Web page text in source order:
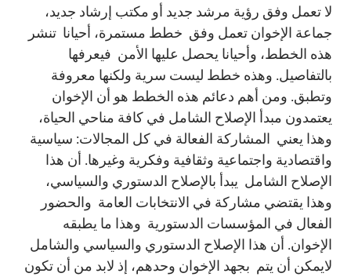
لا تعمل وفق رؤية مرشد جديد أو مكتب إرشاد جديد،
جماعة الإخوان تعمل وفق خطط مستمرة، أحيانا تنشر
هذه الخطط، وأحيانا يحصل عليها الأمن فيعرفها
بالتفاصيل. وهذه خطط ليست سرية ولكنها معروفة
وتطبق. ومن أهم دعائم هذه الخطط هو أن الإخوان
يعتمدون مبدأ الإصلاح الشامل في كافة مناحي الحياة،
وهذا يعني المشاركة الفعالة في كل المجالات: سياسية
واقتصادية واجتماعية وثقافية وفكرية وغيرها. أن هذا
الإصلاح الشامل يبدأ بالإصلاح الدستوري والسياسي،
وهذا يقتضي مشاركة في الانتخابات العامة والحضور
الفعال في المؤسسات الدستورية وهذا ما يطبقه
الإخوان. أن هذا الإصلاح الدستوري والسياسي والشامل
لايمكن أن يتم بجهد الإخوان وحدهم، إذ لابد من أن تكون